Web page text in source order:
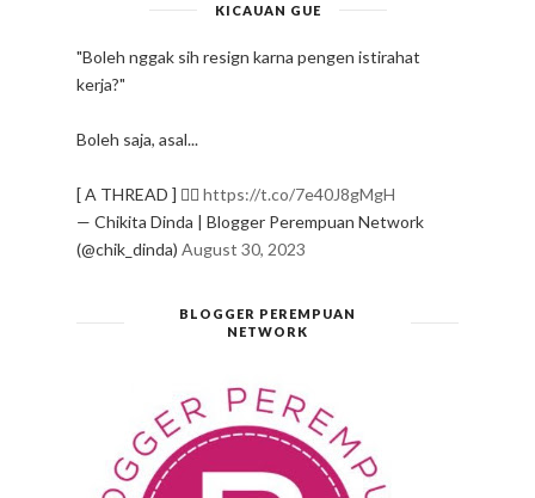
KICAUAN GUE
"Boleh nggak sih resign karna pengen istirahat
kerja?"
Boleh saja, asal...
[ A THREAD ] ✍🏻 https://t.co/7e40J8gMgH
— Chikita Dinda | Blogger Perempuan Network
(@chik_dinda) August 30, 2023
BLOGGER PEREMPUAN
NETWORK